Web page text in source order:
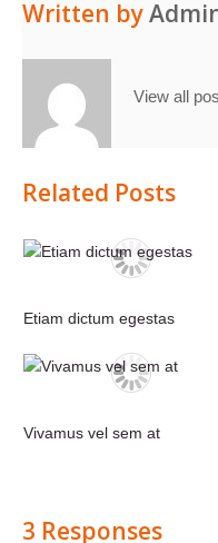
Written by
View all
Related Posts
Etiam dictum egestas
Vivamus vel sem at
3 Responses